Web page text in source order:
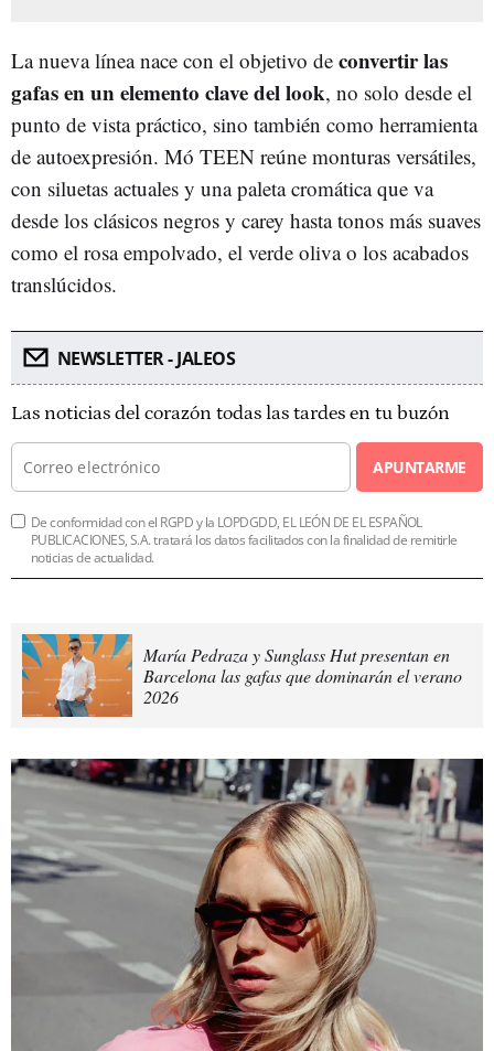
La nueva línea nace con el objetivo de convertir las
gafas en un elemento clave del look, no solo desde el
punto de vista práctico, sino también como herramienta
de autoexpresión. Mó TEEN reúne monturas versátiles,
con siluetas actuales y una paleta cromática que va
desde los clásicos negros y carey hasta tonos más suaves
como el rosa empolvado, el verde oliva o los acabados
translúcidos.
NEWSLETTER - JALEOS
Las noticias del corazón todas las tardes en tu buzón
APUNTARME
De conformidad con el RGPD y la LOPDGDD, EL LEÓN DE EL ESPAÑOL
PUBLICACIONES, S.A. tratará los datos facilitados con la finalidad de remitirle
noticias de actualidad.
María Pedraza y Sunglass Hut presentan en
Barcelona las gafas que dominarán el verano
2026